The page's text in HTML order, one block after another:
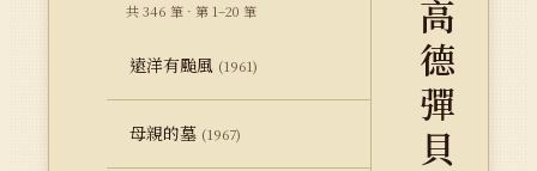
共 346 筆 · 第 1–20 筆
遠洋有颱風 (1961)
母親的墓 (1967)
高
德
彈
貝